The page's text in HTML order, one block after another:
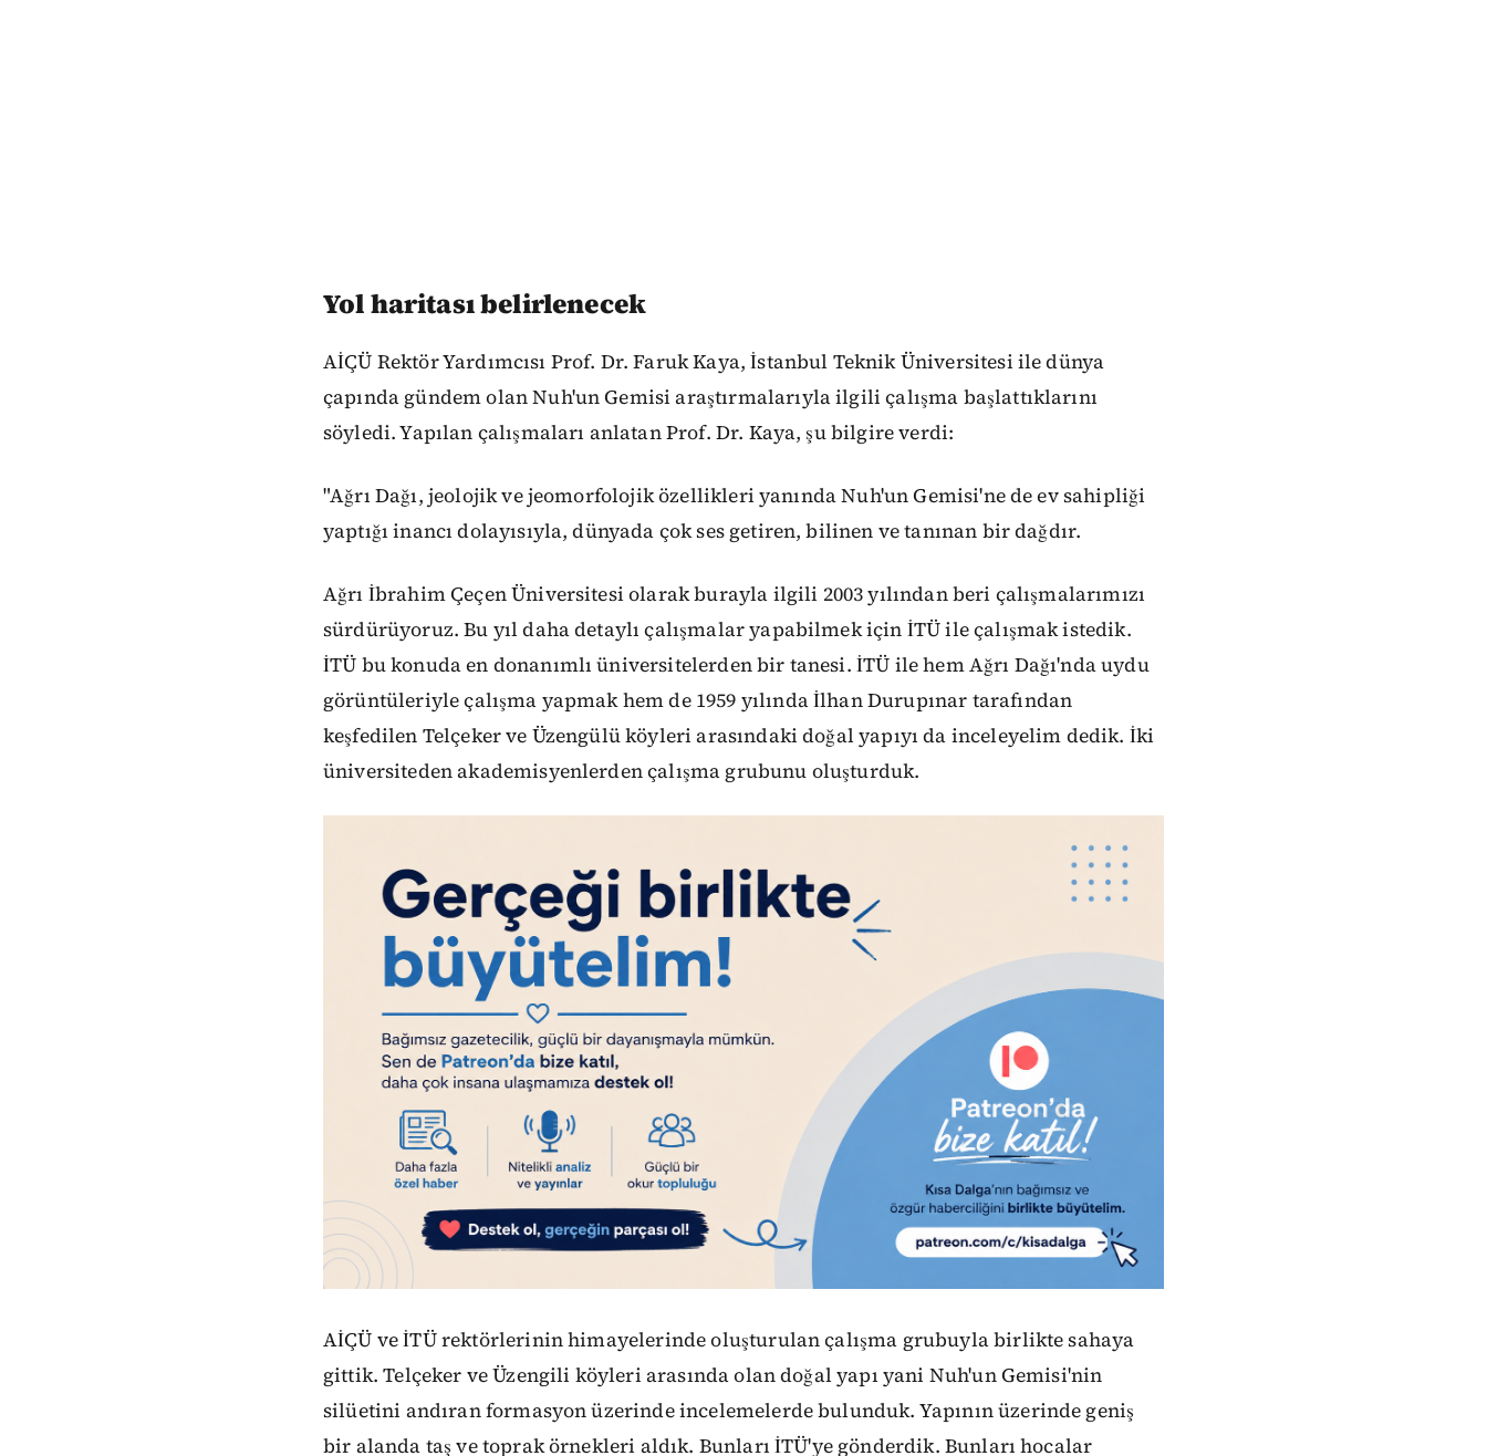
Yol haritası belirlenecek
AİÇÜ Rektör Yardımcısı Prof. Dr. Faruk Kaya, İstanbul Teknik Üniversitesi ile dünya
çapında gündem olan Nuh'un Gemisi araştırmalarıyla ilgili çalışma başlattıklarını
söyledi. Yapılan çalışmaları anlatan Prof. Dr. Kaya, şu bilgire verdi:
"Ağrı Dağı, jeolojik ve jeomorfolojik özellikleri yanında Nuh'un Gemisi'ne de ev sahipliği
yaptığı inancı dolayısıyla, dünyada çok ses getiren, bilinen ve tanınan bir dağdır.
Ağrı İbrahim Çeçen Üniversitesi olarak burayla ilgili 2003 yılından beri çalışmalarımızı
sürdürüyoruz. Bu yıl daha detaylı çalışmalar yapabilmek için İTÜ ile çalışmak istedik.
İTÜ bu konuda en donanımlı üniversitelerden bir tanesi. İTÜ ile hem Ağrı Dağı'nda uydu
görüntüleriyle çalışma yapmak hem de 1959 yılında İlhan Durupınar tarafından
keşfedilen Telçeker ve Üzengülü köyleri arasındaki doğal yapıyı da inceleyelim dedik. İki
üniversiteden akademisyenlerden çalışma grubunu oluşturduk.
AİÇÜ ve İTÜ rektörlerinin himayelerinde oluşturulan çalışma grubuyla birlikte sahaya
gittik. Telçeker ve Üzengili köyleri arasında olan doğal yapı yani Nuh'un Gemisi'nin
silüetini andıran formasyon üzerinde incelemelerde bulunduk. Yapının üzerinde geniş
bir alanda taş ve toprak örnekleri aldık. Bunları İTÜ'ye gönderdik. Bunları hocalar